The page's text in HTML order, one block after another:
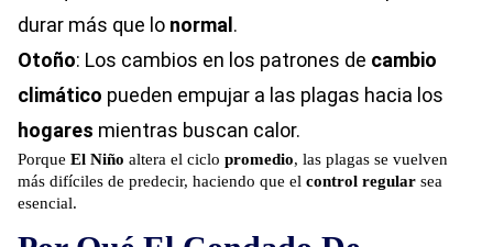
durar más que lo normal .
Otoño: Los cambios en los patrones de cambio
climático pueden empujar a las plagas hacia los
hogares mientras buscan calor.
Porque El Niño altera el ciclo promedio, las plagas se vuelven
más difíciles de predecir, haciendo que el control regular sea
esencial.